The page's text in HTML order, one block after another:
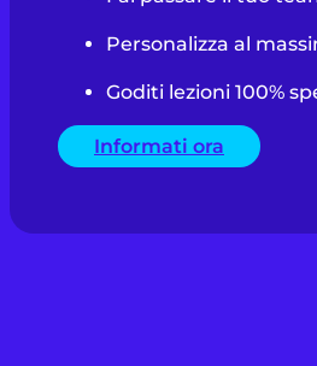
Personalizza al
Goditi lezioni 100%
Informati ora